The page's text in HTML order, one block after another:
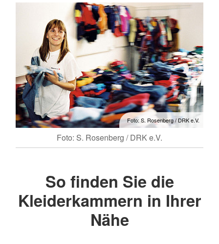
Foto: S. Rosenberg / DRK e.V.
Foto: S. Rosenberg / DRK e.V.
So finden Sie die
Kleiderkammern in Ihrer
Nähe